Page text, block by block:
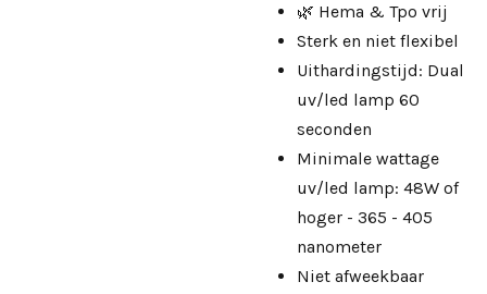
🌿 Hema & Tpo vrij
Sterk en niet flexibel
Uithardingstijd: Dual
uv/led lamp 60
seconden
Minimale wattage
uv/led lamp: 48W of
hoger - 365 - 405
nanometer
Niet afweekbaar